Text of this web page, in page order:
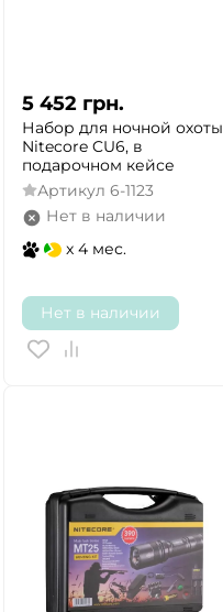
5 452 грн.
Набор для ночной охоты
Nitecore CU6, в
подарочном кейсе
Артикул 6-1123
Нет в наличии
x 4 мес.
Нет в наличии